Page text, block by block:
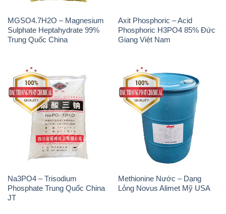
Na3PO4 – Trisodium
Phosphate Trung Quốc China
Methionine Nước – Dạng
Lỏng Novus Alimet Mỹ USA